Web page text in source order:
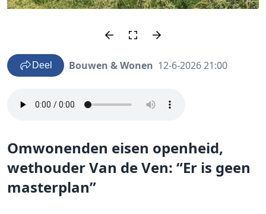
Deel Bouwen & Wonen 12-6-2026 21:00
Omwonenden eisen openheid,
wethouder Van de Ven: “Er is geen
masterplan”